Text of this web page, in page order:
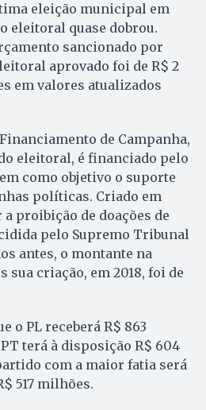
eleição municipal em
eleitoral quase dobrou.
sancionado por
aprovado foi de R$ 2
em valores atualizados
de Campanha,
eleitoral, é financiado pelo
como objetivo o suporte
políticas. Criado em
a proibição de doações de
pelo Supremo Tribunal
antes, o montante na
criação, em 2018, foi de
o PL receberá R$ 863
terá à disposição R$ 604
com a maior fatia será
517 milhões.